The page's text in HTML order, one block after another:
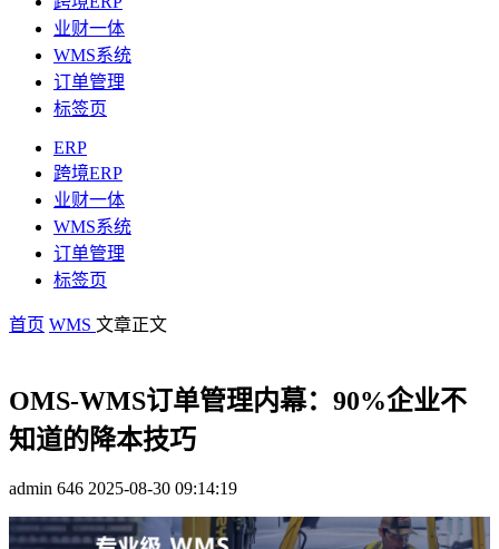
业财一体
WMS系统
订单管理
标签页
ERP
跨境ERP
业财一体
WMS系统
订单管理
标签页
首页 WMS 文章正文
OMS-WMS订单管理内幕：90%企业不
知道的降本技巧
admin 646 2025-08-30 09:14:19